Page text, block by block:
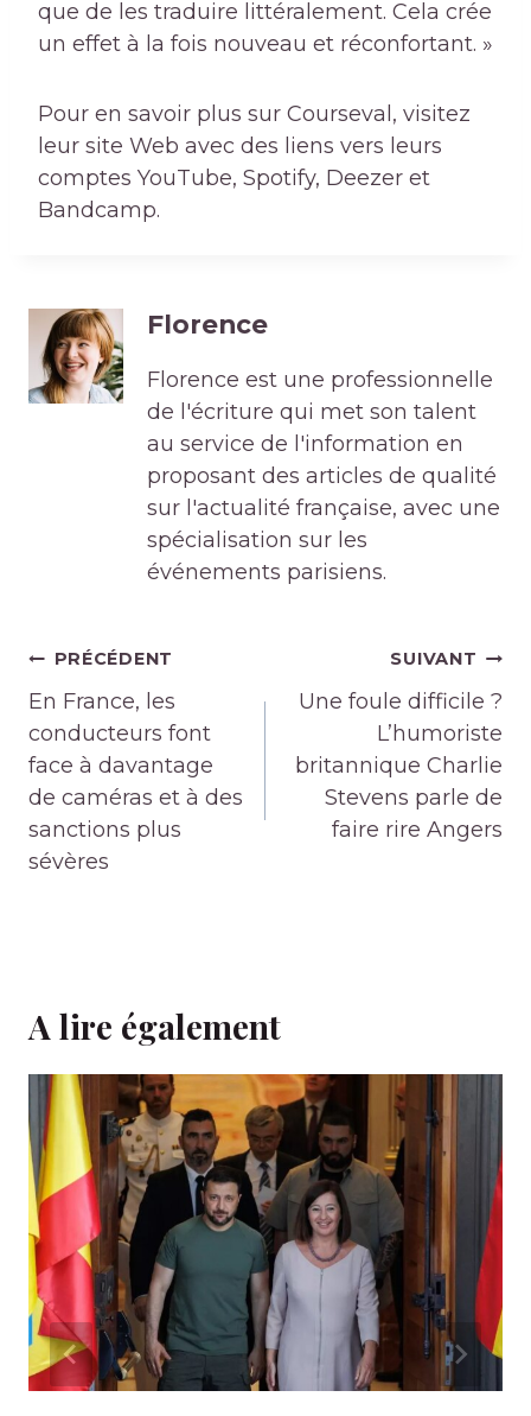
que de les traduire littéralement. Cela crée
un effet à la fois nouveau et réconfortant. »
Pour en savoir plus sur Courseval, visitez
leur site Web avec des liens vers leurs
comptes YouTube, Spotify, Deezer et
Bandcamp.
Florence
Florence est une professionnelle
de l'écriture qui met son talent
au service de l'information en
proposant des articles de qualité
sur l'actualité française, avec une
spécialisation sur les
événements parisiens.
Navigation
de
l’article
PRÉCÉDENT
En France, les
conducteurs font
face à davantage
de caméras et à des
sanctions plus
sévères
SUIVANT
Une foule difficile ?
L’humoriste
britannique Charlie
Stevens parle de
faire rire Angers
A lire également